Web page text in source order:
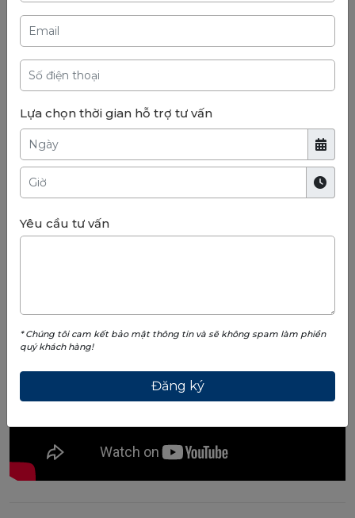
Lựa chọn thời gian hỗ trợ tư vấn
Yêu cầu tư vấn
* Chúng tôi cam kết bảo mật thông tin và sẽ không spam làm phiền
quý khách hàng!